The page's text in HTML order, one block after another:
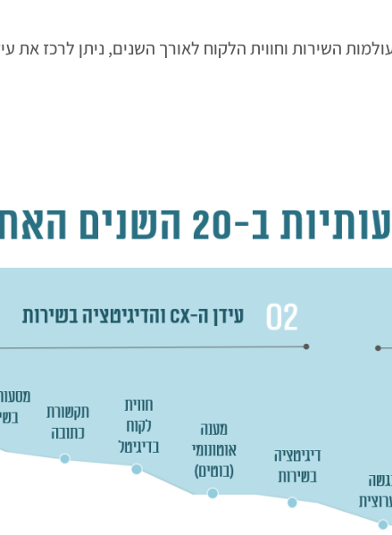
השירות וחווית הלקוח לאורך השנים, ניתן לרכז את